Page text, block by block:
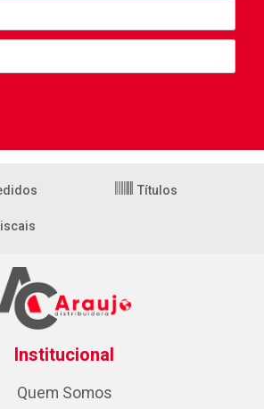
Títulos
Institucional
Quem Somos